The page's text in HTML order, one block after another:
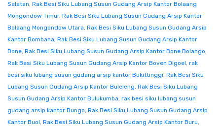
Selatan, Rak Besi Siku Lubang Susun Gudang Arsip Kantor Bolaang
Mongondow Timur, Rak Besi Siku Lubang Susun Gudang Arsip Kantor
Bolaang Mongondow Utara, Rak Besi Siku Lubang Susun Gudang Arsip
Kantor Bombana, Rak Besi Siku Lubang Susun Gudang Arsip Kantor
Bone, Rak Besi Siku Lubang Susun Gudang Arsip Kantor Bone Bolango,
Rak Besi Siku Lubang Susun Gudang Arsip Kantor Boven Digoel, rak
besi siku lubang susun gudang arsip kantor Bukittinggi, Rak Besi Siku
Lubang Susun Gudang Arsip Kantor Buleleng, Rak Besi Siku Lubang
Susun Gudang Arsip Kantor Bulukumba, rak besi siku lubang susun
gudang arsip kantor Bungo, Rak Besi Siku Lubang Susun Gudang Arsip
Kantor Buol, Rak Besi Siku Lubang Susun Gudang Arsip Kantor Buru,